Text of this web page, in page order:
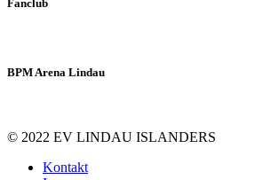
Fanclub
BPM Arena Lindau
© 2022 EV LINDAU ISLANDERS
Kontakt